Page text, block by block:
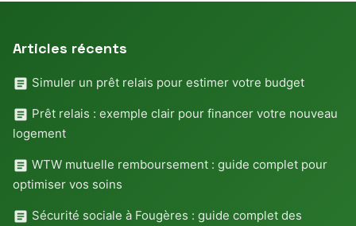
Articles récents
Simuler un prêt relais pour estimer votre budget
Prêt relais : exemple clair pour financer votre nouveau
logement
WTW mutuelle remboursement : guide complet pour
optimiser vos soins
Sécurité sociale à Fougères : guide complet des